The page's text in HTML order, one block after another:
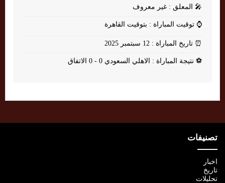
🎤 المعلق : غير معروف
⌚ توقيت المباراة : بتوقيت القاهرة
⏰ تاريخ المباراة : 12 سبتمبر 2025
⚽ نتيجة المباراة : الاهلي السعودي 0 - 0 الاتفاق
تصنيفات
اخبار
تاريخ
تحليلات